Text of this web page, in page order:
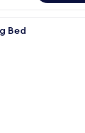
Bộ đồ
Bed